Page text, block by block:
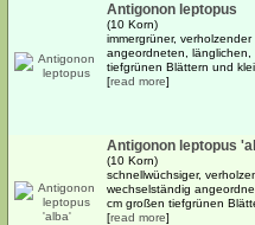
Antigonon leptopus
(10 Korn)
immergrüner,
angeordneten, länglichen,
tiefgrünen Blättern und
[read more]
Antigonon leptopus
(10 Korn)
schnellwüchsiger,
wechselständig
cm großen tiefgrünen
[read more]